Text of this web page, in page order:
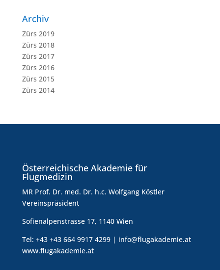
Archiv
Zürs 2019
Zürs 2018
Zürs 2017
Zürs 2016
Zürs 2015
Zürs 2014
Österreichische Akademie für
Flugmedizin
MR Prof. Dr. med. Dr. h.c. Wolfgang Köstler
Vereinspräsident
Sofienalpenstrasse 17, 1140 Wien
Tel: +43 +43 664 9917 4299 | info@flugakademie.at
www.flugakademie.at